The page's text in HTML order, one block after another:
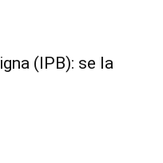
(IPB): se la